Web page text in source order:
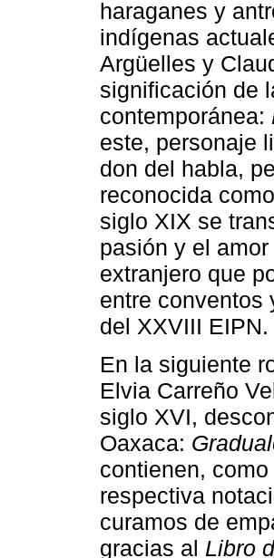
haraganes y
indígenas
Argüelles y
significación de
contemporánea:
este, personaje
don del habla,
reconocida
siglo XIX se
pasión y el
extranjero que
entre conventos
del XXVIII EIPN.
En la siguiente
Elvia Carreño
siglo XVI,
Oaxaca:
contienen,
respectiva
curamos de
gracias al Libro